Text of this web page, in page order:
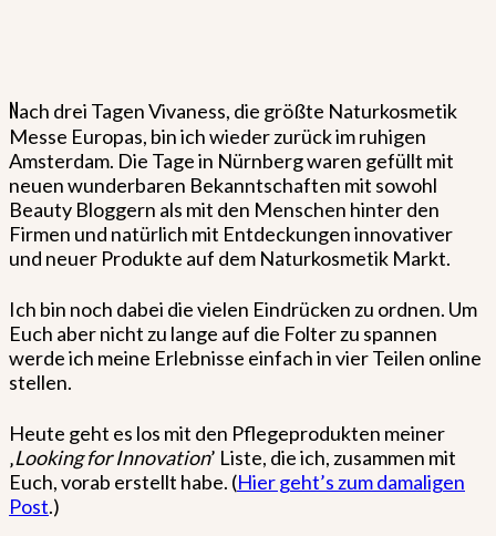
Nach drei Tagen Vivaness, die größte Naturkosmetik
Messe Europas, bin ich wieder zurück im ruhigen
Amsterdam. Die Tage in Nürnberg waren gefüllt mit
neuen wunderbaren Bekanntschaften mit sowohl
Beauty Bloggern als mit den Menschen hinter den
Firmen und natürlich mit Entdeckungen innovativer
und neuer Produkte auf dem Naturkosmetik Markt.
Ich bin noch dabei die vielen Eindrücken zu ordnen. Um
Euch aber nicht zu lange auf die Folter zu spannen
werde ich meine Erlebnisse einfach in vier Teilen online
stellen.
Heute geht es los mit den Pflegeprodukten meiner
‚Looking for Innovation’ Liste, die ich, zusammen mit
Euch, vorab erstellt habe. (Hier geht’s zum damaligen
Post.)